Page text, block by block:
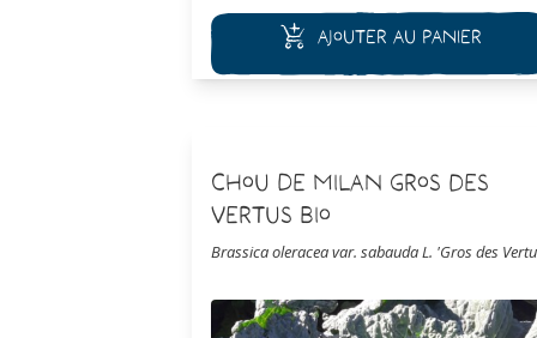
Ajouter au panier
Chou De Milan Gros des
Vertus Bio
Brassica oleracea var. sabauda L. 'Gros des